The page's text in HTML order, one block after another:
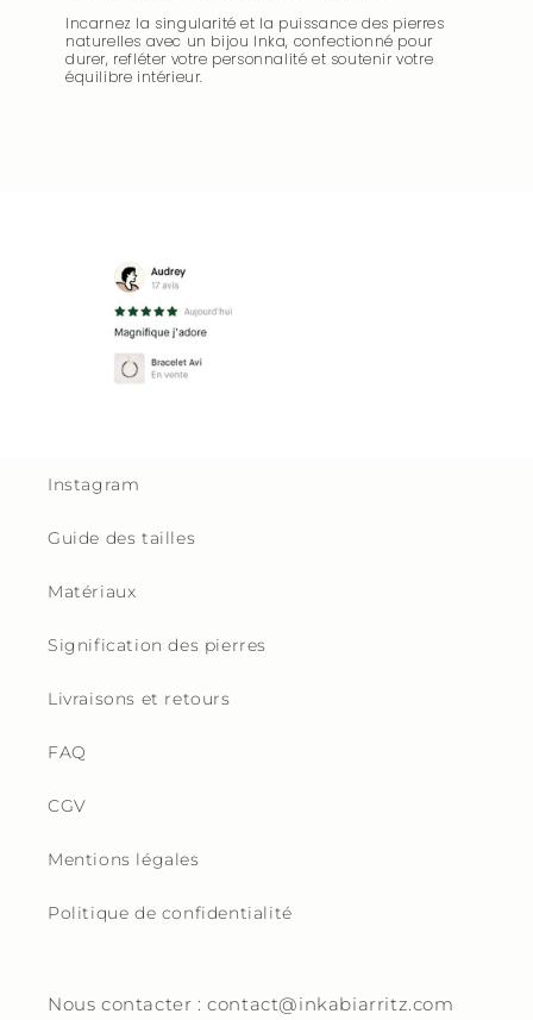
Incarnez la singularité et la puissance des pierres
naturelles avec un bijou Inka, confectionné pour
durer, refléter votre personnalité et soutenir votre
équilibre intérieur.
Instagram
Guide des tailles
Matériaux
Signification des pierres
Livraisons et retours
FAQ
CGV
Mentions légales
Politique de confidentialité
Nous contacter : contact@inkabiarritz.com